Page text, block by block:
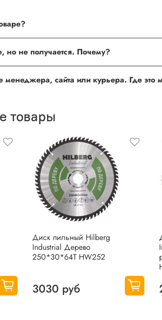
но не получается. Почему?
менеджера, сайта или курьера. Где это
работе продавца поможет нам улучшать
товары
Диск пильный Hilberg
Industrial Дерево
250*30*64Т HW252
3030 руб